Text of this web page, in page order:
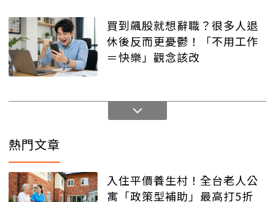
買到飆股就想辭職？很多人退
休後反而更憂鬱！「不用工作
＝快樂」觀念該改
熱門文章
入住平價養生村！全台老人公
寓「政策型補助」最高打5折